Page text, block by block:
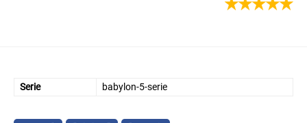
Serie babylon-5-serie